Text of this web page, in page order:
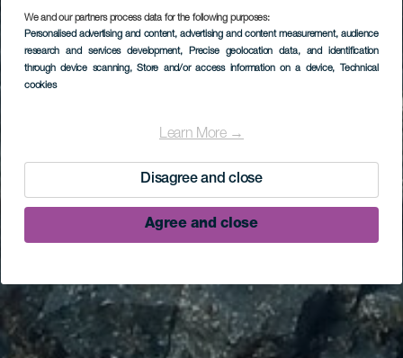
We and our partners process data for the following purposes:
Personalised advertising and content, advertising and content measurement, audience
research and services development, Precise geolocation data, and identification
through device scanning, Store and/or access information on a device, Technical
cookies
Learn More →
Disagree and close
Agree and close